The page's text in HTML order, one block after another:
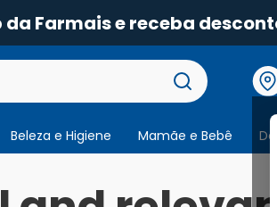
da Farmais e receba
Beleza e Higiene Mamãe e Bebê